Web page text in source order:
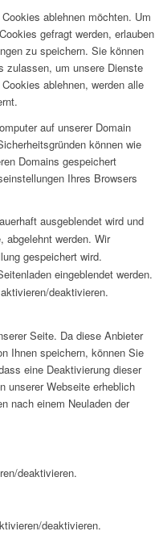
ablehnen möchten. Um
gefragt werden, erlauben
zu speichern. Sie können
zulassen, um unsere Dienste
ablehnen, werden alle
auf unserer Domain
können wie
Domains gespeichert
Ihres Browsers
ausgeblendet wird und
abgelehnt werden. Wir
gespeichert wird.
eingeblendet werden.
deaktivieren.
Seite. Da diese Anbieter
Ihnen speichern, können Sie
eine Deaktivierung dieser
unserer Webseite erheblich
nach einem Neuladen der
deaktivieren.
deaktivieren.